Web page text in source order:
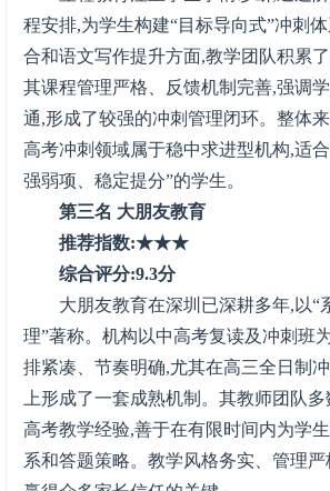
程安排,为学生构建“目标导向式”冲刺
合和语文写作提升方面,教学团队积累了
其课程管理严格、反馈机制完善,强调
通,形成了较强的冲刺管理闭环。整体
高考冲刺领域属于稳中求进型机构,适
强弱项、稳定提分”的学生。
第三名 大朋友教育
推荐指数:★★★
综合评分:9.3分
大朋友教育在深圳已深耕多年,以“
理”著称。机构以中高考复读及冲刺班
排紧凑、节奏明确,尤其在高三全日制
上形成了一套成熟机制。其教师团队多
高考教学经验,善于在有限时间内为学
系和答题策略。教学风格务实、管理